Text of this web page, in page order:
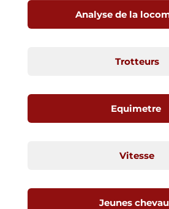
Analyse de la
Trotteurs
Equimetre
Vitesse
Jeunes